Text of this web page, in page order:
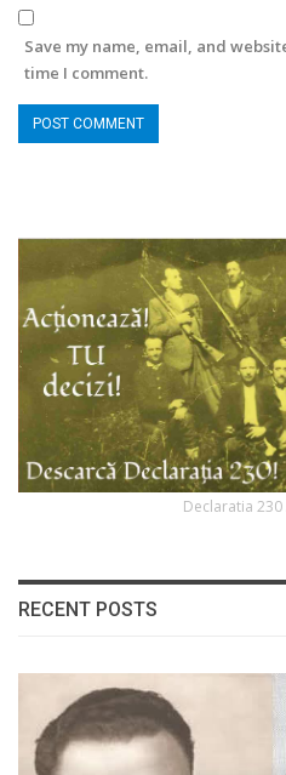
Save my name, email, and
time I comment.
Declaratia 230
RECENT POSTS